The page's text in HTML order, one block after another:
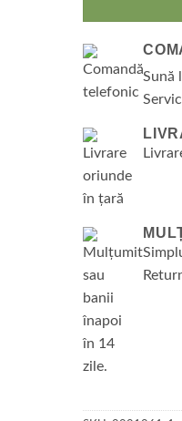
Sună